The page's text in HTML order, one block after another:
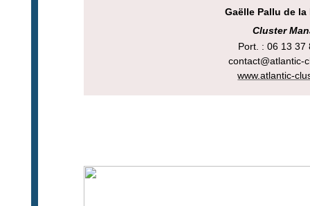
Gaëlle Pallu de
Cluster
Port. : 06 13
contact@atlantic-
www.atlantic-